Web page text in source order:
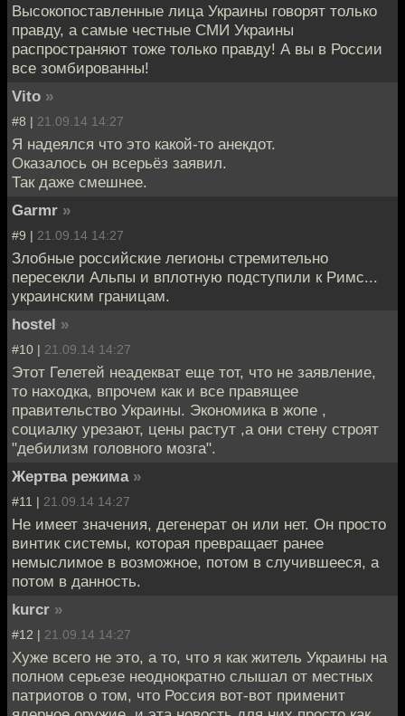
Высокопоставленные лица Украины говорят только
правду, а самые честные СМИ Украины
распространяют тоже только правду! А вы в России
все зомбированны!
Vito »
#8 | 21.09.14 14:27
Я надеялся что это какой-то анекдот.
Оказалось он всерьёз заявил.
Так даже смешнее.
Garmr »
#9 | 21.09.14 14:27
Злобные российские легионы стремительно
пересекли Альпы и вплотную подступили к Римс...
украинским границам.
hostel »
#10 | 21.09.14 14:27
Этот Гелетей неадекват еще тот, что не заявление,
то находка, впрочем как и все правящее
правительство Украины. Экономика в жопе ,
социалку урезают, цены растут ,а они стену строят
"дебилизм головного мозга".
Жертва режима »
#11 | 21.09.14 14:27
Не имеет значения, дегенерат он или нет. Он просто
винтик системы, которая превращает ранее
немыслимое в возможное, потом в случившееся, а
потом в данность.
kurcr »
#12 | 21.09.14 14:27
Хуже всего не это, а то, что я как житель Украины на
полном серьезе неоднократно слышал от местных
патриотов о том, что Россия вот-вот применит